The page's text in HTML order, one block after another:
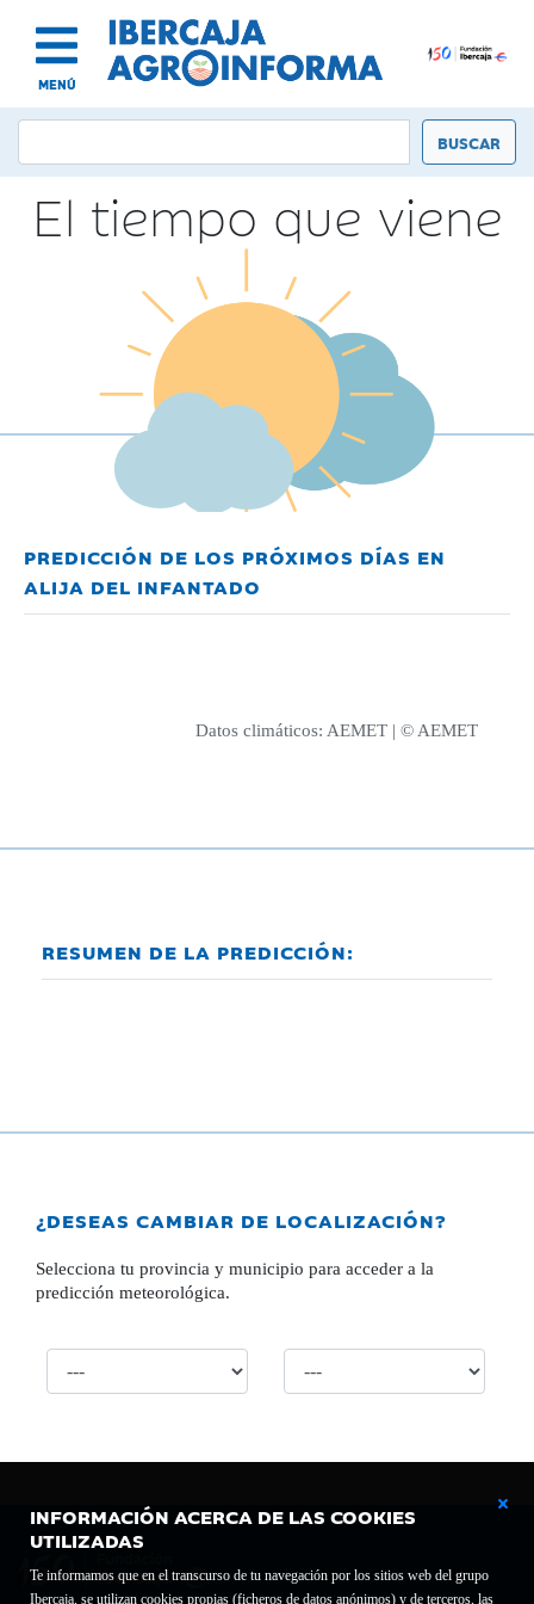
MENÚ
INFORMACIÓN ACERCA DE LAS COOKIES
UTILIZADAS
Te informamos que en el transcurso de tu navegación por los sitios web del grupo
Ibercaja, se utilizan cookies propias (ficheros de datos anónimos) y de terceros, las
El tiempo que viene
PREDICCIÓN DE LOS PRÓXIMOS DÍAS EN
ALIJA DEL INFANTADO
Datos climáticos: AEMET | © AEMET
RESUMEN DE LA PREDICCIÓN:
¿DESEAS CAMBIAR DE LOCALIZACIÓN?
Selecciona tu provincia y municipio para acceder a la
predicción meteorológica.